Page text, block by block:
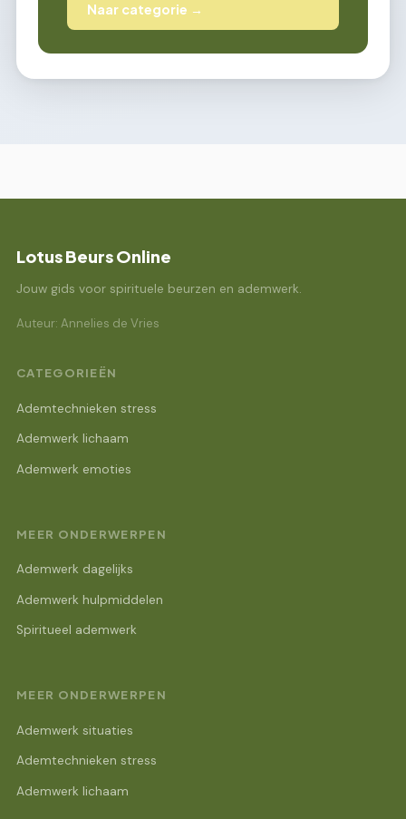
Naar categorie →
Lotus Beurs Online
Jouw gids voor spirituele beurzen en ademwerk.
Auteur: Annelies de Vries
CATEGORIEËN
Ademtechnieken stress
Ademwerk lichaam
Ademwerk emoties
MEER ONDERWERPEN
Ademwerk dagelijks
Ademwerk hulpmiddelen
Spiritueel ademwerk
MEER ONDERWERPEN
Ademwerk situaties
Ademtechnieken stress
Ademwerk lichaam